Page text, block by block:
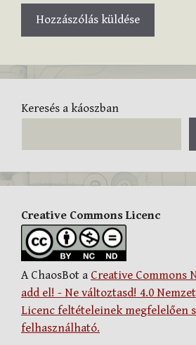
Keresés a káoszban
Creative Commons Licenc
A ChaosBot a Creative Commons
add el! - Ne változtasd! 4.0
Licenc feltételeinek megfelelően
felhasználható.